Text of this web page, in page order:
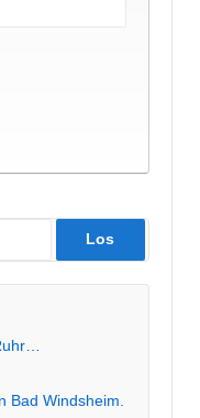
Bad Windsheim.